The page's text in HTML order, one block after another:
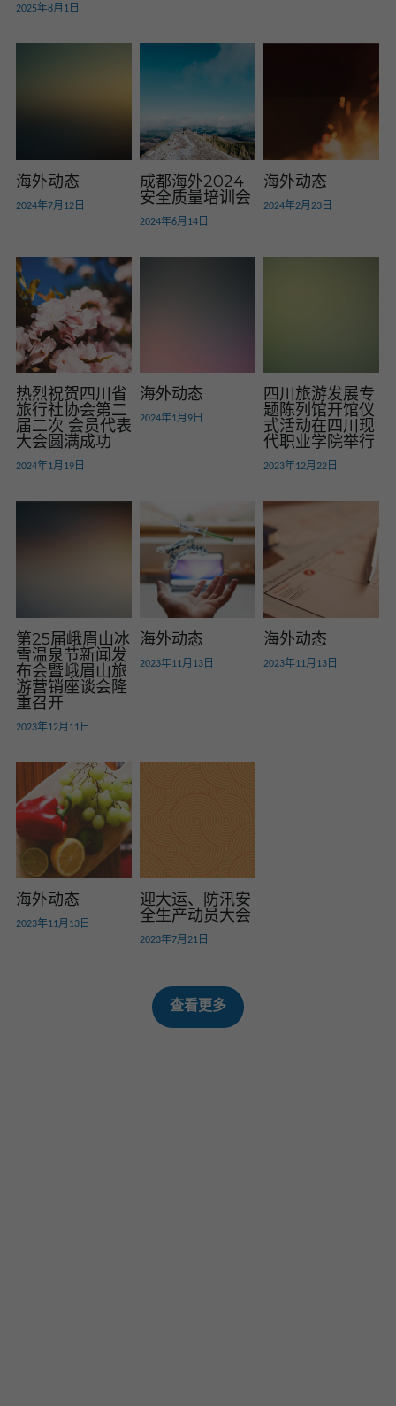
2025年8月1日
海外动态
2024年7月12日
成都海外2024
安全质量培训会
2024年6月14日
海外动态
2024年2月23日
热烈祝贺四川省
旅行社协会第二
届二次 会员代表
大会圆满成功
2024年1月19日
海外动态
2024年1月9日
四川旅游发展专
题陈列馆开馆仪
式活动在四川现
代职业学院举行
2023年12月22日
第25届峨眉山冰
雪温泉节新闻发
布会暨峨眉山旅
游营销座谈会隆
重召开
2023年12月11日
海外动态
2023年11月13日
海外动态
2023年11月13日
海外动态
2023年11月13日
迎大运、防汛安
全生产动员大会
2023年7月21日
查看更多